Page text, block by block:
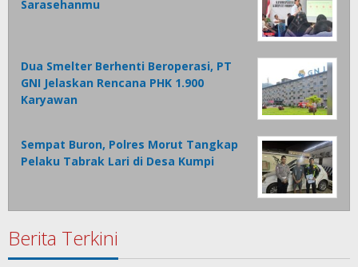
Sarasehanmu
Dua Smelter Berhenti Beroperasi, PT
GNI Jelaskan Rencana PHK 1.900
Karyawan
Sempat Buron, Polres Morut Tangkap
Pelaku Tabrak Lari di Desa Kumpi
Berita Terkini